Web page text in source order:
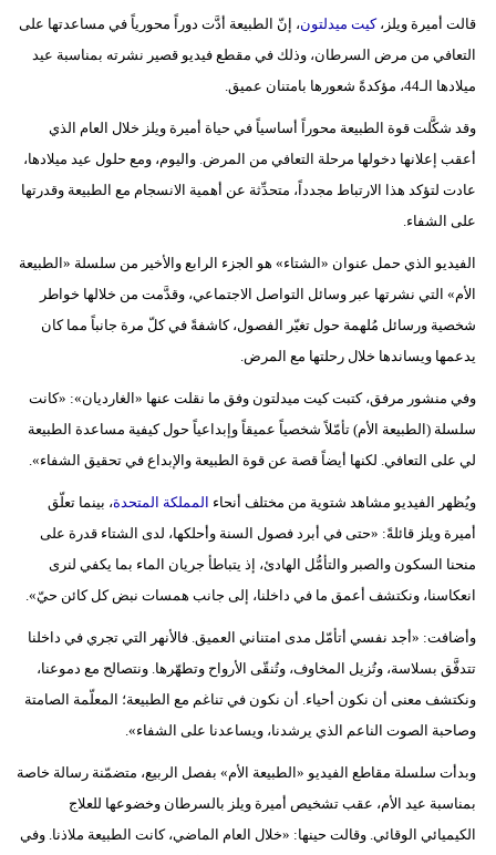
أزياء
إسلامية
وتكنولوجيا
بيئة
أبراج
فيديو
قالت أميرة ويلز،كيت ميدلتون، إنّ الطبيعة أدَّت دوراً محورياً في مساعدتها على
التعافي من مرض السرطان، وذلك في مقطع فيديو قصير نشرته بمناسبة عيد
ميلادها الـ44، مؤكدةً شعورها بامتنان عميق.
وقد شكَّلت قوة الطبيعة محوراً أساسياً في حياة أميرة ويلز خلال العام الذي
أعقب إعلانها دخولها مرحلة التعافي من المرض. واليوم، ومع حلول عيد ميلادها،
عادت لتؤكد هذا الارتباط مجدداً، متحدِّثة عن أهمية الانسجام مع الطبيعة وقدرتها
على الشفاء.
الفيديو الذي حمل عنوان «الشتاء» هو الجزء الرابع والأخير من سلسلة «الطبيعة
الأم» التي نشرتها عبر وسائل التواصل الاجتماعي، وقدَّمت من خلالها خواطر
شخصية ورسائل مُلهمة حول تغيّر الفصول، كاشفةً في كلّ مرة جانباً مما كان
يدعمها ويساندها خلال رحلتها مع المرض.
وفي منشور مرفق، كتبت كيت ميدلتون وفق ما نقلت عنها «الغارديان»: «كانت
سلسلة (الطبيعة الأم) تأمّلاً شخصياً عميقاً وإبداعياً حول كيفية مساعدة الطبيعة
لي على التعافي. لكنها أيضاً قصة عن قوة الطبيعة والإبداع في تحقيق الشفاء».
ويُظهر الفيديو مشاهد شتوية من مختلف أنحاء المملكة المتحدة، بينما تعلّق
أميرة ويلز قائلةً: «حتى في أبرد فصول السنة وأحلكها، لدى الشتاء قدرة على
منحنا السكون والصبر والتأمُّل الهادئ، إذ يتباطأ جريان الماء بما يكفي لنرى
انعكاسنا، ونكتشف أعمق ما في داخلنا، إلى جانب همسات نبض كل كائن حيّ».
وأضافت: «أجد نفسي أتأمّل مدى امتناني العميق. فالأنهر التي تجري في داخلنا
تتدفَّق بسلاسة، وتُزيل المخاوف، وتُنقّى الأرواح وتطهّرها. ونتصالح مع دموعنا،
ونكتشف معنى أن نكون أحياء. أن نكون في تناغم مع الطبيعة؛ المعلّمة الصامتة
وصاحبة الصوت الناعم الذي يرشدنا، ويساعدنا على الشفاء».
وبدأت سلسلة مقاطع الفيديو «الطبيعة الأم» بفصل الربيع، متضمّنة رسالة خاصة
بمناسبة عيد الأم، عقب تشخيص أميرة ويلز بالسرطان وخضوعها للعلاج
الكيميائي الوقائي. وقالت حينها: «خلال العام الماضي، كانت الطبيعة ملاذنا. وفي